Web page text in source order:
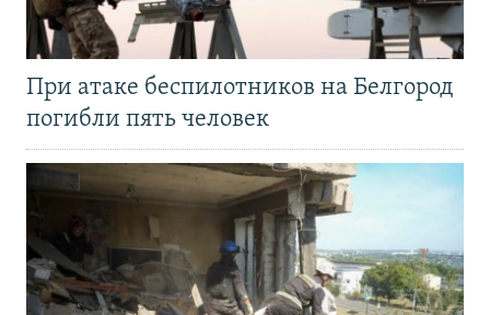
При атаке беспилотников на Белгород
погибли пять человек